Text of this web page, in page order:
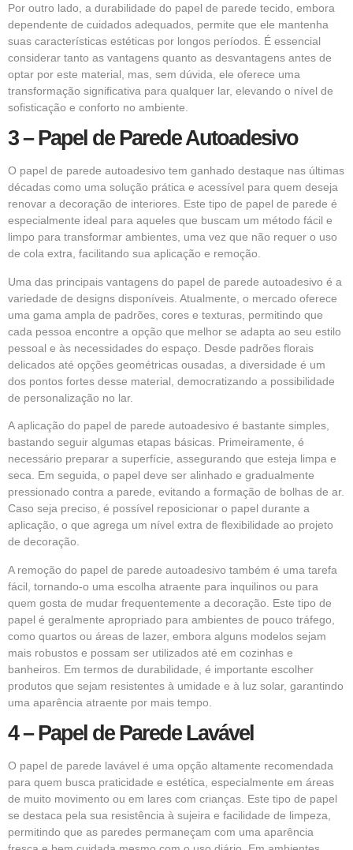
Por outro lado, a durabilidade do papel de parede tecido, embora
dependente de cuidados adequados, permite que ele mantenha
suas características estéticas por longos períodos. É essencial
considerar tanto as vantagens quanto as desvantagens antes de
optar por este material, mas, sem dúvida, ele oferece uma
transformação significativa para qualquer lar, elevando o nível de
sofisticação e conforto no ambiente.
3 – Papel de Parede Autoadesivo
O papel de parede autoadesivo tem ganhado destaque nas últimas
décadas como uma solução prática e acessível para quem deseja
renovar a decoração de interiores. Este tipo de papel de parede é
especialmente ideal para aqueles que buscam um método fácil e
limpo para transformar ambientes, uma vez que não requer o uso
de cola extra, facilitando sua aplicação e remoção.
Uma das principais vantagens do papel de parede autoadesivo é a
variedade de designs disponíveis. Atualmente, o mercado oferece
uma gama ampla de padrões, cores e texturas, permitindo que
cada pessoa encontre a opção que melhor se adapta ao seu estilo
pessoal e às necessidades do espaço. Desde padrões florais
delicados até opções geométricas ousadas, a diversidade é um
dos pontos fortes desse material, democratizando a possibilidade
de personalização no lar.
A aplicação do papel de parede autoadesivo é bastante simples,
bastando seguir algumas etapas básicas. Primeiramente, é
necessário preparar a superfície, assegurando que esteja limpa e
seca. Em seguida, o papel deve ser alinhado e gradualmente
pressionado contra a parede, evitando a formação de bolhas de ar.
Caso seja preciso, é possível reposicionar o papel durante a
aplicação, o que agrega um nível extra de flexibilidade ao projeto
de decoração.
A remoção do papel de parede autoadesivo também é uma tarefa
fácil, tornando-o uma escolha atraente para inquilinos ou para
quem gosta de mudar frequentemente a decoração. Este tipo de
papel é geralmente apropriado para ambientes de pouco tráfego,
como quartos ou áreas de lazer, embora alguns modelos sejam
mais robustos e possam ser utilizados até em cozinhas e
banheiros. Em termos de durabilidade, é importante escolher
produtos que sejam resistentes à umidade e à luz solar, garantindo
uma aparência atraente por mais tempo.
4 – Papel de Parede Lavável
O papel de parede lavável é uma opção altamente recomendada
para quem busca praticidade e estética, especialmente em áreas
de muito movimento ou em lares com crianças. Este tipo de papel
se destaca pela sua resistência à sujeira e facilidade de limpeza,
permitindo que as paredes permaneçam com uma aparência